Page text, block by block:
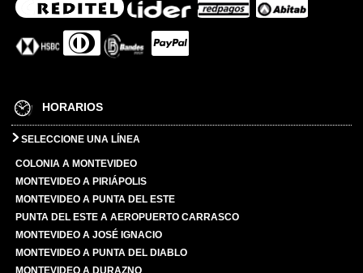
HORARIOS
SELECCIONE UNA LÍNEA
COLONIA A MONTEVIDEO
MONTEVIDEO A PIRIÁPOLIS
MONTEVIDEO A PUNTA DEL ESTE
PUNTA DEL ESTE A AEROPUERTO CARRASCO
MONTEVIDEO A JOSÉ IGNACIO
MONTEVIDEO A PUNTA DEL DIABLO
MONTEVIDEO A DURAZNO